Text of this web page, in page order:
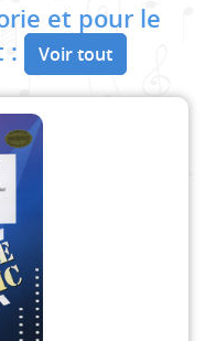
et pour le
:
Voir tout